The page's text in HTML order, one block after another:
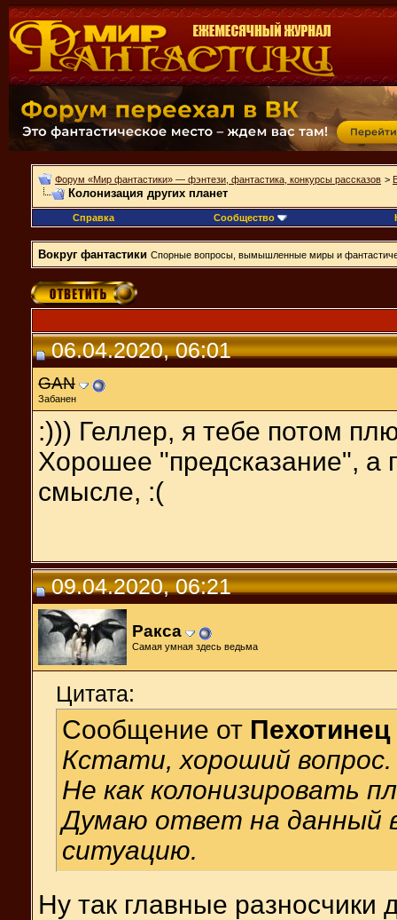
Форум «Мир фантастики» — фэнтези, фантастика, конкурсы рассказов >
Колонизация других планет
Справка Сообщество
Вокруг фантастики Спорные вопросы, вымышленные миры и
06.04.2020, 06:01
GAN
Забанен
:))) Геллер, я тебе потом
Хорошее "предсказание", а
смысле, :(
09.04.2020, 06:21
Ракса
Самая умная здесь ведьма
Цитата:
Сообщение от Пехотинец
Кстати, хороший вопрос.
Не как колонизировать
Думаю ответ на данный
ситуацию.
Ну так главные